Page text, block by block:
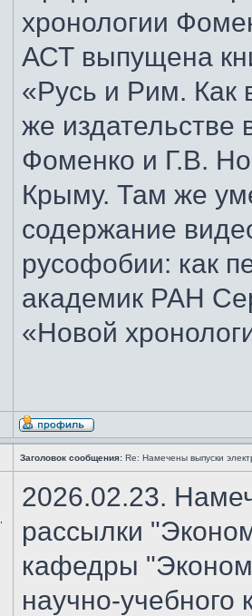
хронологии
АСТ выпущена
«Русь и Рим. Как
же издательстве
Фоменко и Г.В.
Крыму. Там же
содержание
русофобии: как
академик РАН
«Новой
Заголовок сообщения: Re: Намечены выпуски
2026.02.23.
рассылки
кафедры
научно-